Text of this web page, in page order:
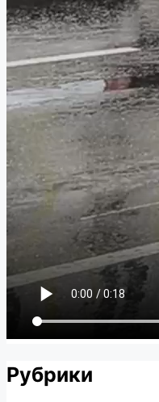
Рубрики